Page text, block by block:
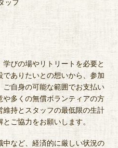
びの場やリトリートを必要と
でありたいとの想いから、参加
自身の可能な範囲でお支払い
多くの無償ボランティアの方
持とスタッフの最低限の生計
ご協力をお願いします。
など、経済的に厳しい状況の